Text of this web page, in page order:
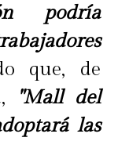
podría
que, de
"Mall del
las